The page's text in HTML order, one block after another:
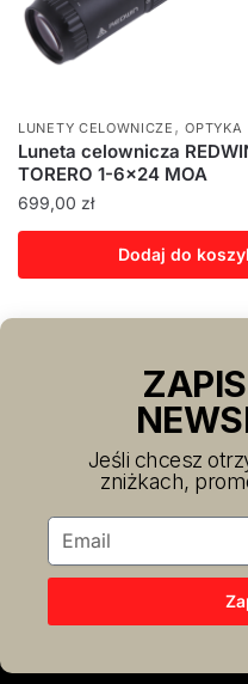
LUNETY CELOWNICZE ,OPTYKA
Luneta celownicza
TORERO 1-6×24 MOA
699,00 zł
Dodaj do
Jeśli chcesz
zniżkach,